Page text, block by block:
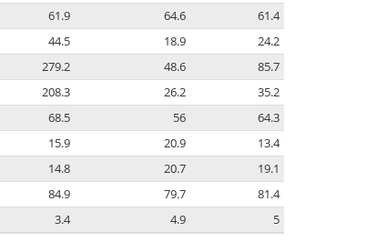
61.9 64.6
61.4
44.5 18.9
24.2
279.2 48.6
85.7
208.3 26.2
35.2
68.5 56
64.3
15.9 20.9
13.4
14.8 20.7
19.1
84.9 79.7
81.4
3.4 4.9 5